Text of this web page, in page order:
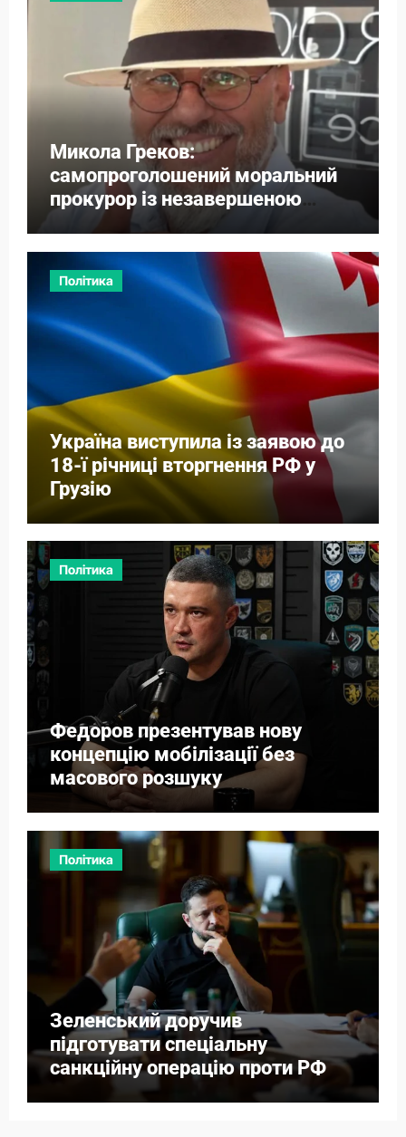
Микола Греков:
самопроголошений моральний
прокурор із незавершеною
власною справою
Політика
Україна виступила із заявою до
18-ї річниці вторгнення РФ у
Грузію
Політика
Федоров презентував нову
концепцію мобілізації без
масового розшуку
Політика
Зеленський доручив
підготувати спеціальну
санкційну операцію проти РФ